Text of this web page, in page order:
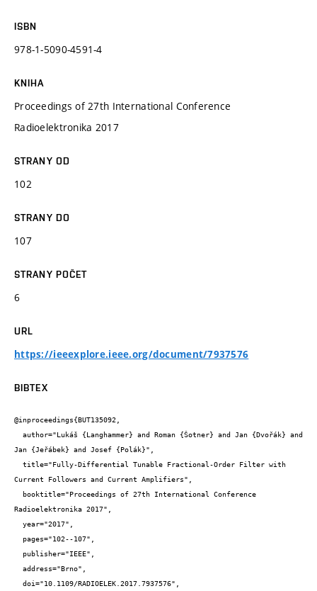
ISBN
978-1-5090-4591-4
KNIHA
Proceedings of 27th International Conference
Radioelektronika 2017
STRANY OD
102
STRANY DO
107
STRANY POČET
6
URL
https://ieeexplore.ieee.org/document/7937576
BIBTEX
@inproceedings{BUT135092,
Jan {Jeřábek} and Josef {Polák}",
Current Followers and Current Amplifiers",
Radioelektronika 2017",